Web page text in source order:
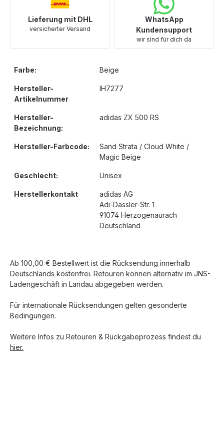
Lieferung mit DHL
versicherter Versand
WhatsApp
Kundensupport
wir sind für dich da
Farbe: Beige
Hersteller-
Artikelnummer
IH7277
Hersteller-
Bezeichnung:
adidas ZX 500 RS
Hersteller-Farbcode:
Sand Strata / Cloud White /
Magic Beige
Geschlecht: Unisex
Herstellerkontakt
adidas AG
Adi-Dassler-Str. 1
91074 Herzogenaurach
Deutschland
Ab 100,00 € Bestellwert ist die Rücksendung innerhalb
Deutschlands kostenfrei. Retouren können alternativ im JNS-
Ladengeschäft in Landau abgegeben werden.
Für internationale Rücksendungen gelten gesonderte
Bedingungen.
Weitere Infos zu Retouren & Rückgabeprozess findest du
hier.